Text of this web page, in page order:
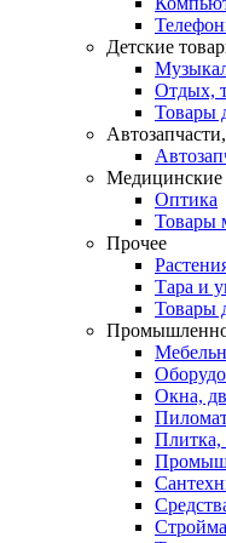
Детские
Отдых,
Товары
Медицинские
Оптика
Товары
Прочее
Тара и
Товары
Окна,
Плитка,